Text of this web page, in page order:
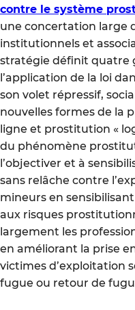
contre le système
une concertation large
institutionnels et
stratégie définit quatre
l’application de la loi
son volet répressif,
nouvelles formes de la
ligne et prostitution «
du phénomène
l’objectiver et à
sans relâche contre
mineurs en
aux risques
largement les
en améliorant la prise
victimes d’exploitation
fugue ou retour de